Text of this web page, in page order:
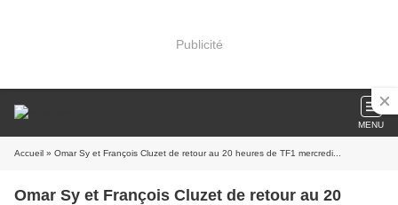
Publicité
MENU
Accueil » Omar Sy et François Cluzet de retour au 20 heures de TF1 mercredi...
Omar Sy et François Cluzet de retour au 20